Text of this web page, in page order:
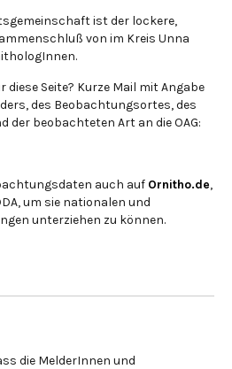
ist der lockere,
von im Kreis Unna
diese Seite? Kurze Mail mit Angabe
des Beobachtungsortes, des
der beobachteten Art an die OAG:
auch auf Ornitho.de,
um sie nationalen und
unterziehen zu können.
die MelderInnen und